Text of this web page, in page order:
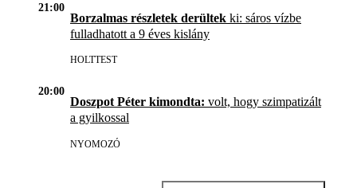
21:00
Borzalmas részletek derültek ki: sáros vízbe
fulladhatott a 9 éves kislány
HOLTTEST
20:00
Doszpot Péter kimondta: volt, hogy szimpatizált
a gyilkossal
NYOMOZÓ